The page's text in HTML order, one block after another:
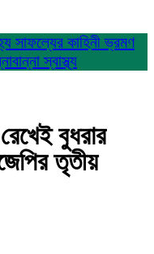
সাফল্যের কাহিনীভ্রমণ
স্বাস্থ্য
বুধরার
তৃতীয়